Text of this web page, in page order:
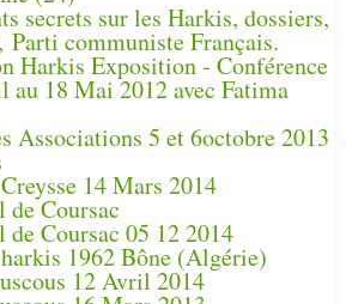
secrets sur les Harkis, dossiers,
Parti communiste Français.
Harkis Exposition - Conférence
18 Mai 2012 avec Fatima
Associations 5 et 6octobre 2013
14 Mars 2014
Coursac
Coursac 05 12 2014
1962 Bône (Algérie)
12 Avril 2014